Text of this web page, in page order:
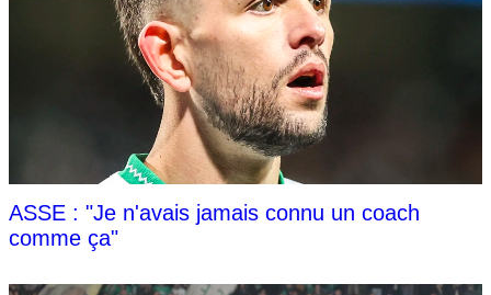
ASSE : "Je n'avais jamais connu un coach
comme ça"